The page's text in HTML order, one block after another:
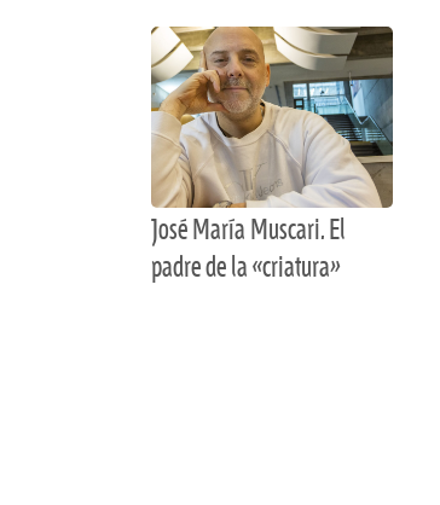
José María Muscari. El
padre de la «criatura»